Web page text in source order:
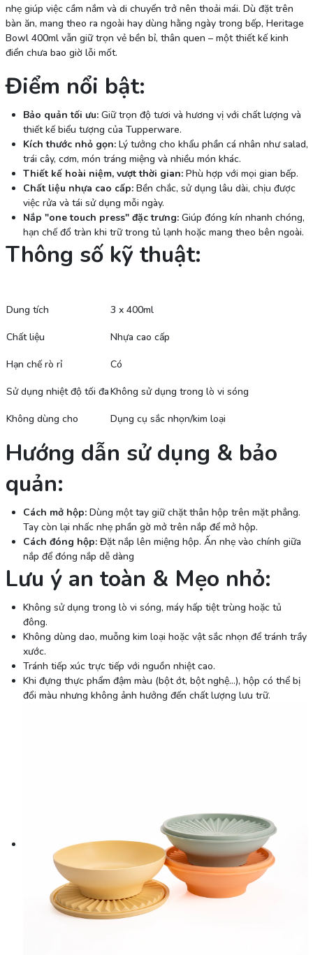
nhẹ giúp việc cầm nắm và di chuyển trở nên thoải mái. Dù đặt trên
bàn ăn, mang theo ra ngoài hay dùng hằng ngày trong bếp, Heritage
Bowl 400ml vẫn giữ trọn vẻ bền bỉ, thân quen – một thiết kế kinh
điển chưa bao giờ lỗi mốt.
Điểm nổi bật:
Bảo quản tối ưu:Giữ trọn độ tươi và hương vị với chất lượng và
thiết kế biểu tượng của Tupperware.
Kích thước nhỏ gọn:Lý tưởng cho khẩu phần cá nhân như salad,
trái cây, cơm, món tráng miệng và nhiều món khác.
Thiết kế hoài niệm, vượt thời gian:Phù hợp với mọi gian bếp.
Chất liệu nhựa cao cấp:Bền chắc, sử dụng lâu dài, chịu được
việc rửa và tái sử dụng mỗi ngày.
Nắp "one touch press" đặc trưng:Giúp đóng kín nhanh chóng,
hạn chế đổ tràn khi trữ trong tủ lạnh hoặc mang theo bên ngoài.
Thông số kỹ thuật:
Dung tích 3 x 400ml
Chất liệu Nhựa cao cấp
Hạn chế rò rỉ Có
Sử dụng nhiệt độ tối đaKhông sử dụng trong lò vi sóng
Không dùng cho Dụng cụ sắc nhọn/kim loại
Hướng dẫn sử dụng & bảo
quản:
Cách mở hộp:Dùng một tay giữ chặt thân hộp trên mặt phẳng.
Tay còn lại nhấc nhẹ phần gờ mở trên nắp để mở hộp.
Cách đóng hộp:Đặt nắp lên miệng hộp. Ấn nhẹ vào chính giữa
nắp để đóng nắp dễ dàng
Lưu ý an toàn & Mẹo nhỏ:
Không sử dụng trong lò vi sóng, máy hấp tiệt trùng hoặc tủ
đông.
Không dùng dao, muỗng kim loại hoặc vật sắc nhọn để tránh trầy
xước.
Tránh tiếp xúc trực tiếp với nguồn nhiệt cao.
Khi đựng thực phẩm đậm màu (bột ớt, bột nghệ…), hộp có thể bị
đổi màu nhưng không ảnh hưởng đến chất lượng lưu trữ.